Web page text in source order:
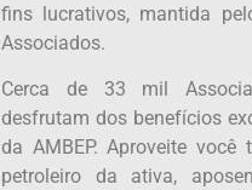
fins lucrativos, mantida
Associados.
Cerca de 33 mil
desfrutam dos benefícios
da AMBEP. Aproveite você
petroleiro da ativa,